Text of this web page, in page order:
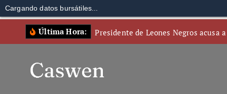
Cargando datos bursátiles...
Última Hora: Presidente de Leones Negros acusa